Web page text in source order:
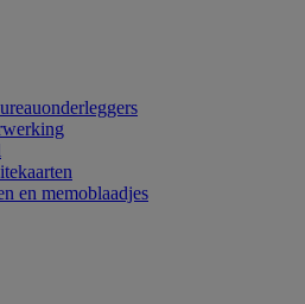
en memoblaadjes